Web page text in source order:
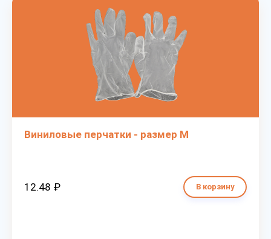
Виниловые перчатки - размер M
12.48 ₽ В корзину